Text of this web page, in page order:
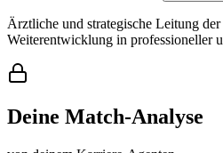
Ärztliche und strategische Leitung
Weiterentwicklung in professioneller
Deine Match-Analyse